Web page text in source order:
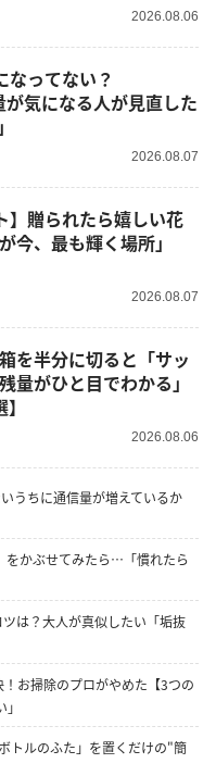
2026.08.06
が気になる人が見直した
2026.08.07
今、最も輝く場所」
2026.08.07
を半分に切ると「サッ
量がひと目でわかる」
2026.08.06
うちに通信量が増えているか
をかぶせてみたら…「慣れたら
は？大人が真似したい「垢抜
お掃除のプロがやめた【3つの
トルのふた」を置くだけの"簡